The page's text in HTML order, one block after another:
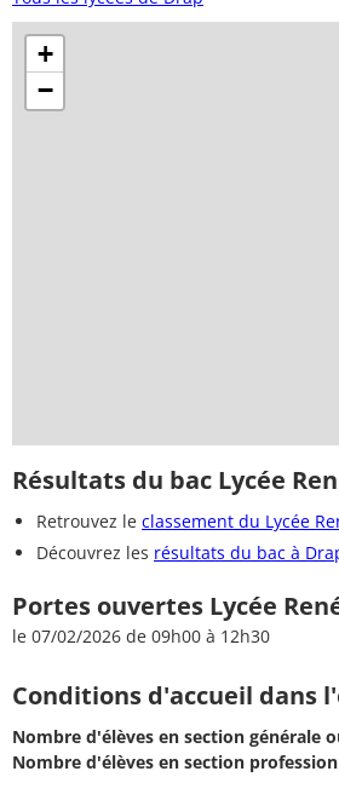
+
−
Résultats du bac Lycée
Retrouvez le classement du Lycée
Découvrez les résultats du bac à
Portes ouvertes Lycée
le 07/02/2026 de 09h00 à 12h30
Conditions d'accueil dans
Nombre d'élèves en section générale
Nombre d'élèves en section